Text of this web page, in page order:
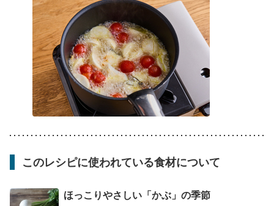
このレシピに使われている食材について
ほっこりやさしい「かぶ」の季節